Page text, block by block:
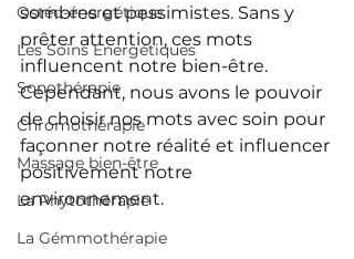
Ostéo-énergétique
Les Soins Énergétiques
Sonothérapie
Chromothérapie
Massage bien-être
La Phytothérapie
La Gémmothérapie
sombres et pessimistes. Sans y
prêter attention, ces mots
influencent notre bien-être.
Cependant, nous avons le pouvoir
de choisir nos mots avec soin pour
façonner notre réalité et influencer
positivement notre
environnement.